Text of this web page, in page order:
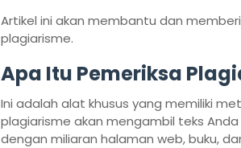
Artikel ini akan membantu dan
plagiarisme.
Apa Itu Pemeriksa
Ini adalah alat khusus yang memiliki
plagiarisme akan mengambil teks
dengan miliaran halaman web, buku,